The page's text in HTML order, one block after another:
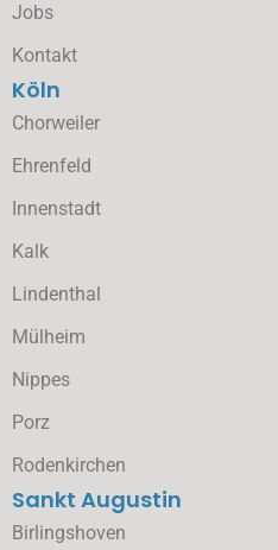
Jobs
Kontakt
Köln
Chorweiler
Ehrenfeld
Innenstadt
Kalk
Lindenthal
Mülheim
Nippes
Porz
Rodenkirchen
Sankt Augustin
Birlingshoven